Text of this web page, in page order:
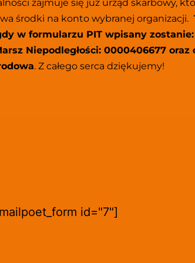
zajmuje się już urząd skarbowy,
środki na konto wybranej organizacji.
w formularzu PIT wpisany
Niepodległości: 0000406677 oraz
. Z całego serca dziękujemy!
id="7"]